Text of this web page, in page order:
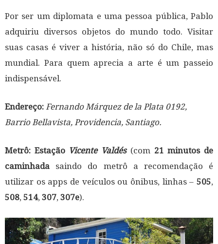
Por ser um diplomata e uma pessoa pública, Pablo
adquiriu diversos objetos do mundo todo. Visitar
suas casas é viver a história, não só do Chile, mas
mundial. Para quem aprecia a arte é um passeio
indispensável.
Endereço: Fernando Márquez de la Plata 0192,
Barrio Bellavista, Providencia, Santiago.
Metrô: Estação Vicente Valdés(com 21 minutos de
caminhada saindo do metrô a recomendação é
utilizar os apps de veículos ou ônibus, linhas – 505,
508, 514, 307, 307e).